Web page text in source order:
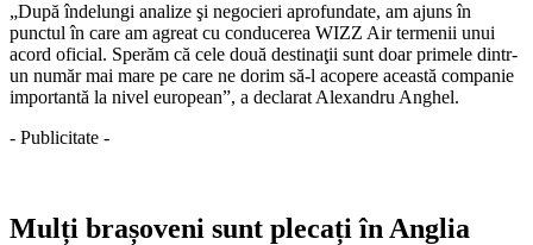
„După îndelungi analize şi negocieri aprofundate, am ajuns în
punctul în care am agreat cu conducerea WIZZ Air termenii unui
acord oficial. Sperăm că cele două destinaţii sunt doar primele dintr-
un număr mai mare pe care ne dorim să-l acopere această companie
importantă la nivel european”, a declarat Alexandru Anghel.
- Publicitate -
Mulți brașoveni sunt plecați în Anglia